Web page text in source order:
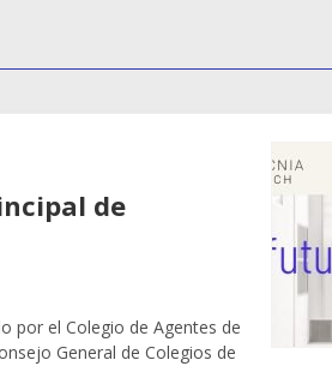
de
por el Colegio de Agentes de
General de Colegios de